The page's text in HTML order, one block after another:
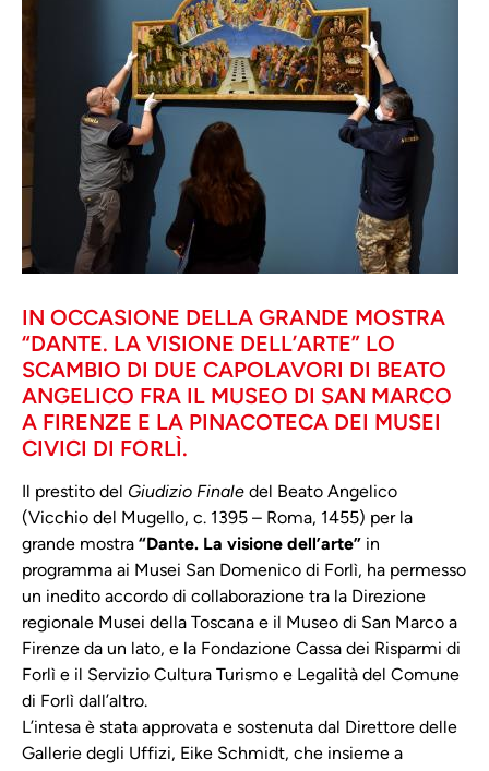
IN OCCASIONE DELLA GRANDE MOSTRA
“DANTE. LA VISIONE DELL’ARTE” LO
SCAMBIO DI DUE CAPOLAVORI DI BEATO
ANGELICO FRA IL MUSEO DI SAN MARCO
A FIRENZE E LA PINACOTECA DEI MUSEI
CIVICI DI FORLÌ.
Il prestito del Giudizio Finale del Beato Angelico
(Vicchio del Mugello, c. 1395 – Roma, 1455) per la
grande mostra “Dante. La visione dell’arte” in
programma ai Musei San Domenico di Forlì, ha permesso
un inedito accordo di collaborazione tra la Direzione
regionale Musei della Toscana e il Museo di San Marco a
Firenze da un lato, e la Fondazione Cassa dei Risparmi di
Forlì e il Servizio Cultura Turismo e Legalità del Comune
di Forlì dall’altro.
L’intesa è stata approvata e sostenuta dal Direttore delle
Gallerie degli Uffizi, Eike Schmidt, che insieme a